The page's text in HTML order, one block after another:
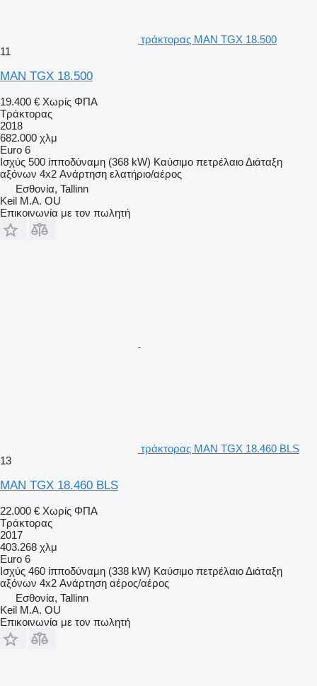
τράκτορας MAN TGX 18.500
11
MAN TGX 18.500
19.400 € Χωρίς ΦΠΑ
Τράκτορας
2018
682.000 χλμ
Euro 6
Ισχύς 500 ίπποδύναμη (368 kW) Καύσιμο πετρέλαιοΔιάταξη
αξόνων 4x2 Ανάρτηση ελατήριο/αέρος
Εσθονία, Tallinn
Keil M.A. OU
Επικοινωνία με τον πωλητή
τράκτορας MAN TGX 18.460 BLS
13
MAN TGX 18.460 BLS
22.000 € Χωρίς ΦΠΑ
Τράκτορας
2017
403.268 χλμ
Euro 6
Ισχύς 460 ίπποδύναμη (338 kW) Καύσιμο πετρέλαιοΔιάταξη
αξόνων 4x2 Ανάρτηση αέρος/αέρος
Εσθονία, Tallinn
Keil M.A. OU
Επικοινωνία με τον πωλητή